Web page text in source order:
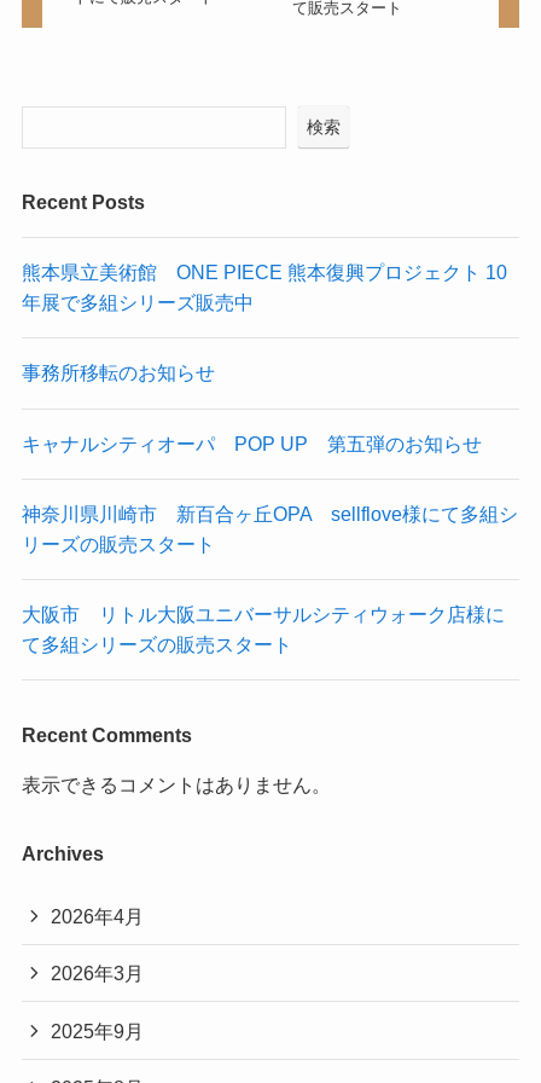
て販売スタート
検索
Recent Posts
熊本県立美術館 ONE PIECE 熊本復興プロジェクト 10
年展で多組シリーズ販売中
事務所移転のお知らせ
キャナルシティオーパ POP UP 第五弾のお知らせ
神奈川県川崎市 新百合ヶ丘OPA sellflove様にて多組シ
リーズの販売スタート
大阪市 リトル大阪ユニバーサルシティウォーク店様に
て多組シリーズの販売スタート
Recent Comments
表示できるコメントはありません。
Archives
2026年4月
2026年3月
2025年9月